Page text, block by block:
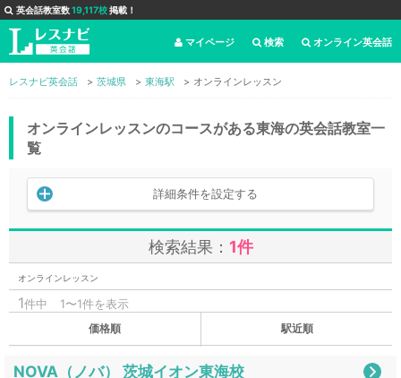
英会話教室数19,117校掲載！
オンライン英会話
検索
マイページ
レスナビ英会話 茨城県 東海駅 オンラインレッスン
オンラインレッスンのコースがある東海の英会話教室一
覧
詳細条件を設定する
検索結果： 1件
オンラインレッスン
1件中 1〜1件を表示
価格順 駅近順
NOVA（ノバ） 茨城イオン東海校